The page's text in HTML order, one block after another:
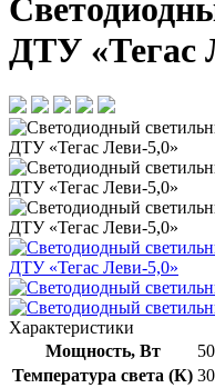
ДТУ «Тегас
Характеристики
Мощность, Вт
50
Температура света (К)